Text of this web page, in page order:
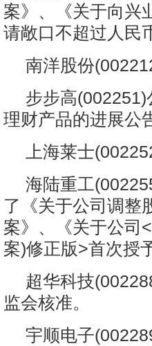
案》、《关于向兴
请敞口不超过人民
南洋股份
步步高
理财产品的进展公
上海莱士
海陆重工
了《关于公司调整
案》、《关于公司
案)修正版>首次授
超华科技
监会核准。
宇顺电子